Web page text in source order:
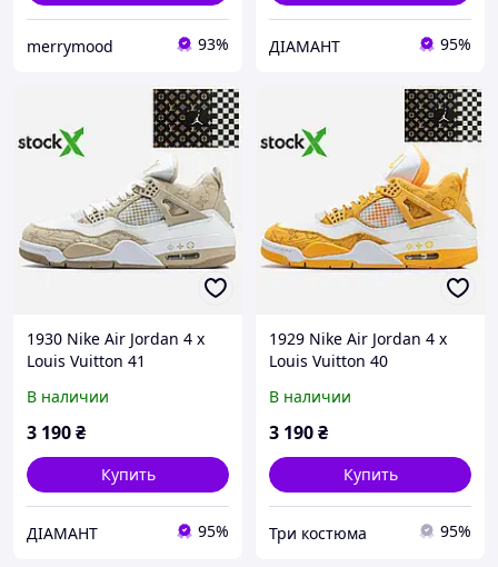
merrymood 93% ДІАМАНТ 95%
1930 Nike Air Jordan 4 x
Louis Vuitton 41
В наличии
3 190₴
Купить
ДІАМАНТ 95%
1929 Nike Air Jordan 4 x
Louis Vuitton 40
В наличии
3 190₴
Купить
Три костюма 95%